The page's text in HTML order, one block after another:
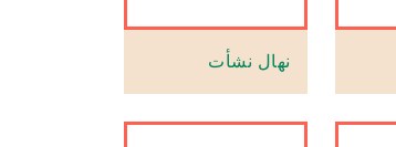
نهال نشأت